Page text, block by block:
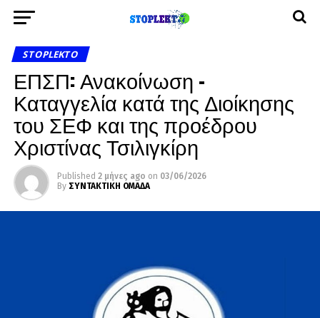
STOPLEKTO
ΕΠΣΠ: Ανακοίνωση –
Καταγγελία κατά της Διοίκησης
του ΣΕΦ και της προέδρου
Χριστίνας Τσιλιγκίρη
Published 2 μήνες ago on 03/06/2026
By ΣΥΝΤΑΚΤΙΚΗ ΟΜΑΔΑ